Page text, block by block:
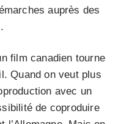
auprès des
film canadien tourne
Quand on veut plus
avec un
de coproduire